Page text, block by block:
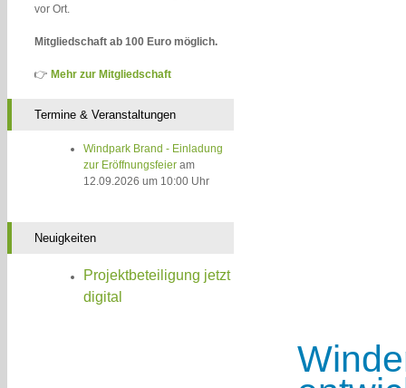
vor Ort.
Mitgliedschaft ab 100 Euro möglich.
👉 Mehr zur Mitgliedschaft
Termine & Veranstaltungen
Windpark Brand - Einladung
zur Eröffnungsfeier am
12.09.2026 um 10:00 Uhr
Neuigkeiten
Projektbeteiligung jetzt
digital